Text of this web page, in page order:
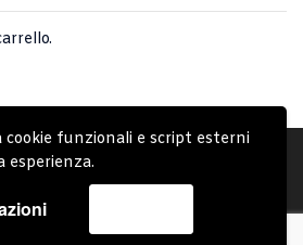
funzionali e script esterni
esperienza.
Generali
Spedizione e Consegna
Bike Srl - Design by TDsolutions